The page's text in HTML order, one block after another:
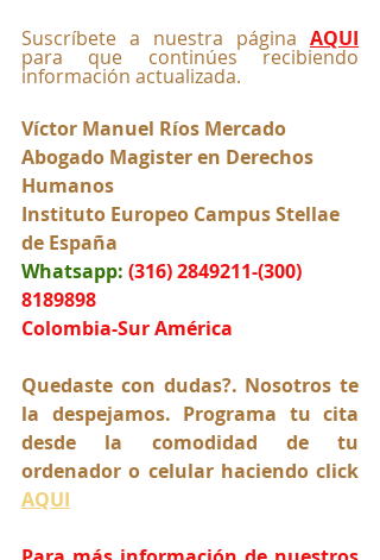
Suscríbete a nuestra página AQUI
para que continúes recibiendo
información actualizada.
Víctor Manuel Ríos Mercado
Abogado Magister en Derechos
Humanos
Instituto Europeo Campus Stellae
de España
Whatsapp: (316) 2849211-(300)
8189898
Colombia-Sur América
Quedaste con dudas?. Nosotros te
la despejamos. Programa tu cita
desde la comodidad de tu
AQUI